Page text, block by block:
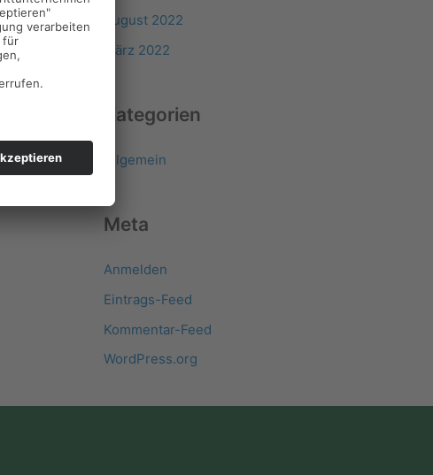
August 2022
März 2022
Kategorien
Allgemein
Meta
Anmelden
Eintrags-Feed
Kommentar-Feed
WordPress.org